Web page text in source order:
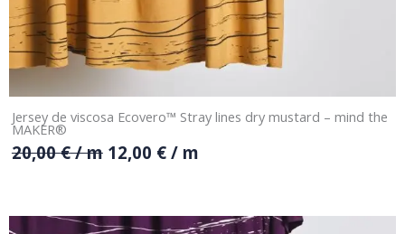
Jersey de viscosa Ecovero™ Stray lines dry mustard – mind the
MAKER®
20,00€/ m 12,00 €/ m